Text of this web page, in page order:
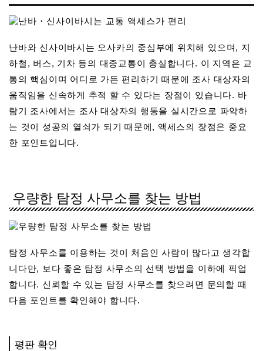
난바와 신사이바시는 오사카의 중심부에 위치해 있으며, 지
하철, 버스, 기차 등의 대중교통이 충실합니다. 이 지역은 교
통의 핵심이며 어디로 가든 편리하기 때문에 조사 대상자의
움직임을 신속하게 추적 할 수 있다는 장점이 있습니다. 바
람기 조사에서는 조사 대상자의 행동을 실시간으로 파악하
는 것이 성공의 열쇠가 되기 때문에, 액세스의 장점은 중요
한 포인트입니다.
우량한 탐정 사무소를 찾는 방법
탐정 사무소를 이용하는 것이 처음인 사람이 많다고 생각합
니다만, 보다 좋은 탐정 사무소의 선택 방법을 이하에 픽업
합니다. 신뢰할 수 있는 탐정 사무소를 찾으려면 문의할 때
다음 포인트를 확인해야 합니다.
평판 확인